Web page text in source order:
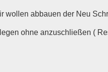
wollen abbauen der Neu
ohne anzuschließen (